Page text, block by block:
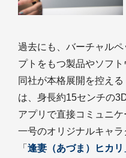
過去にも、バーチャル
プトをもつ製品やソフト
同社が本格展開を控え
は、身長約15センチの
アプリで直接コミュニ
一号のオリジナルキャ
「 逢妻（あづま）ヒカリ